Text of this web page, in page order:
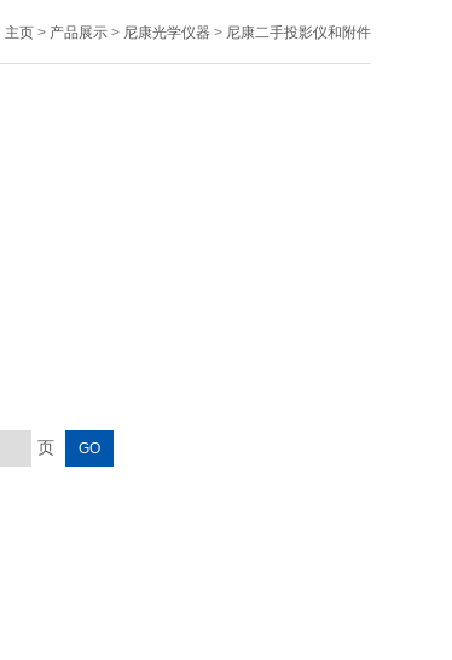
主页> 产品展示> 尼康光学仪器 > 尼康二手投影仪和附件
页